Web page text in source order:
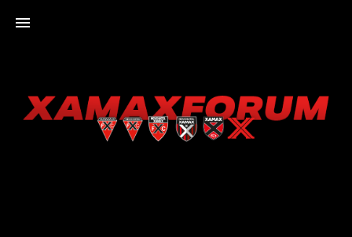
XAMAXFORUM